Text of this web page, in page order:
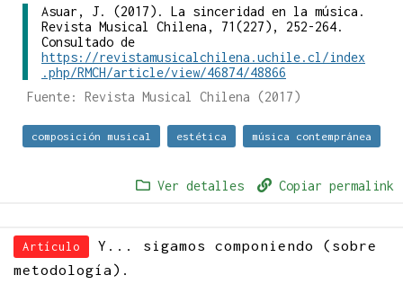
Asuar, J. (2017). La sinceridad en la música.
Revista Musical Chilena, 71(227), 252-264.
Consultado de
https://revistamusicalchilena.uchile.cl/index
.php/RMCH/article/view/46874/48866
Fuente: Revista Musical Chilena (2017)
composición musical estética música contempránea
Ver detalles Copiar permalink
Artículo
Y... sigamos componiendo (sobre
metodología).